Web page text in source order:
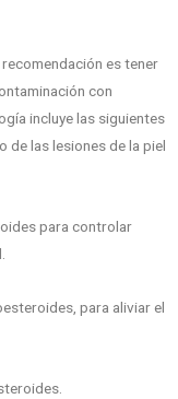
es tener
con
incluye las siguientes
de las lesiones de la piel
para controlar
para aliviar el